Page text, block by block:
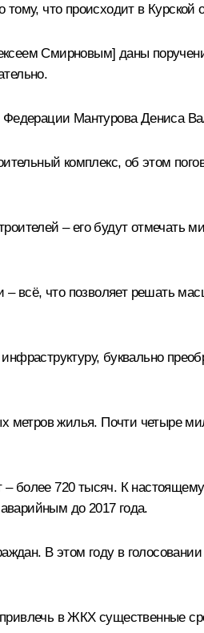
что происходит в Курской
Смирновым] даны
Федерации Мантурова Дениса
комплекс, об этом
– его будут отмечать
всё, что позволяет решать
буквально
метров жилья. Почти четыре
более 720 тысяч. К
до 2017 года.
В этом году в голосовании
в ЖКХ существенные